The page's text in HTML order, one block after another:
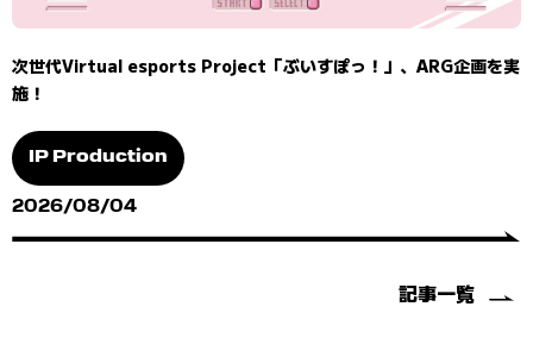
次世代Virtual esports Project「ぶいすぽっ！」、ARG企画を実
施！
IP Production
2026/08/04
記事一覧